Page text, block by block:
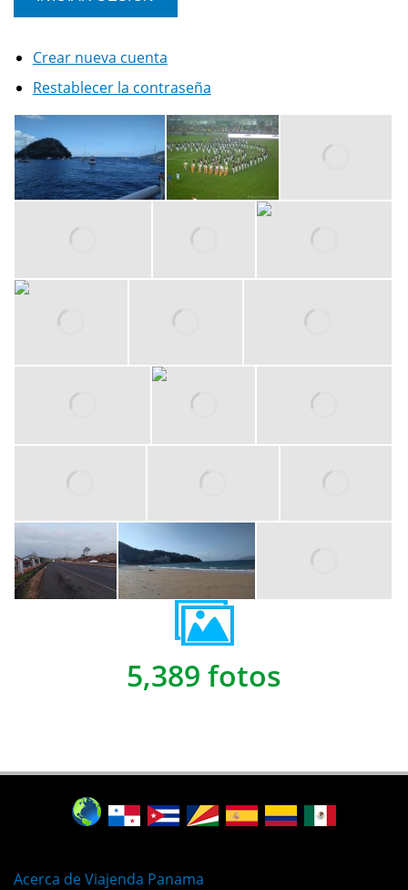
Crear nueva cuenta
Restablecer la contraseña
5,389 fotos
Acerca de Viajenda Panama